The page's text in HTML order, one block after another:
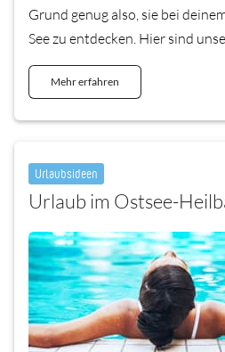
Grund genug also, sie bei
See zu entdecken. Hier sind
Mehr erfahren
Urlaubsideen
Urlaub im Ostsee-